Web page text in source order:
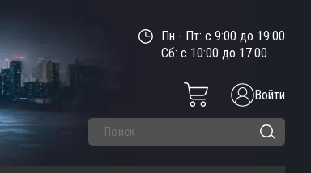
Пн - Пт: с 9:00 до 19:00
Сб: с 10:00 до 17:00
Войти